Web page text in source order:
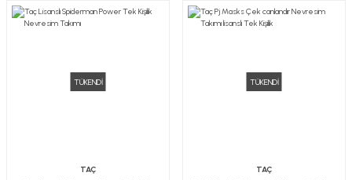
TÜKENDİ
TAÇ
TÜKENDİ
TAÇ